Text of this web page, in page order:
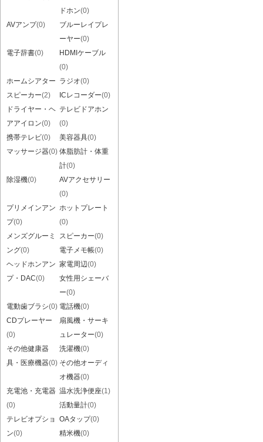
ドホン(0)
AVアンプ(0)
ブルーレイプレ
ーヤー(0)
電子辞書(0)
HDMIケーブル
(0)
ホームシアター
スピーカー(2)
ラジオ(0)
ICレコーダー(0)
ドライヤー・ヘ
アアイロン(0)
テレビドアホン
(0)
携帯テレビ(0) 美容器具(0)
マッサージ器(0) 体脂肪計・体重
計(0)
除湿機(0)
AVアクセサリー
(0)
プリメインアン
プ(0)
ホットプレート
(0)
メンズグルーミ
ング(0)
スピーカー(0)
電子メモ帳(0)
ヘッドホンアン
プ・DAC(0)
家電周辺(0)
女性用シェーバ
ー(0)
電動歯ブラシ(0) 電話機(0)
CDプレーヤー
(0)
扇風機・サーキ
ュレーター(0)
その他健康器
具・医療機器(0)
洗濯機(0)
その他オーディ
オ機器(0)
充電池・充電器
(0)
温水洗浄便座(1)
活動量計(0)
テレビオプショ
ン(0)
OAタップ(0)
精米機(0)